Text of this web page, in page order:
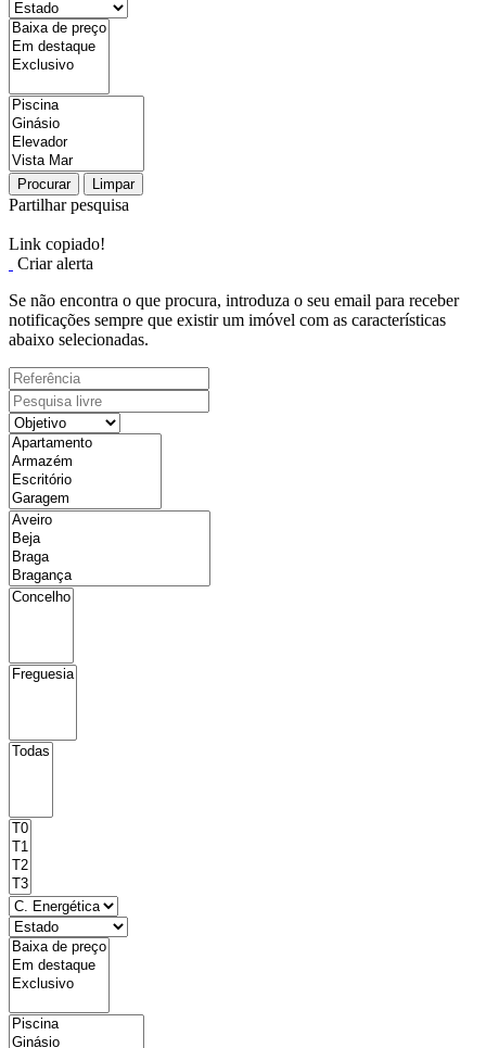
Procurar Limpar
Partilhar pesquisa
Link copiado!
Criar alerta
Se não encontra o que procura, introduza o seu email para receber
notificações sempre que existir um imóvel com as características
abaixo selecionadas.